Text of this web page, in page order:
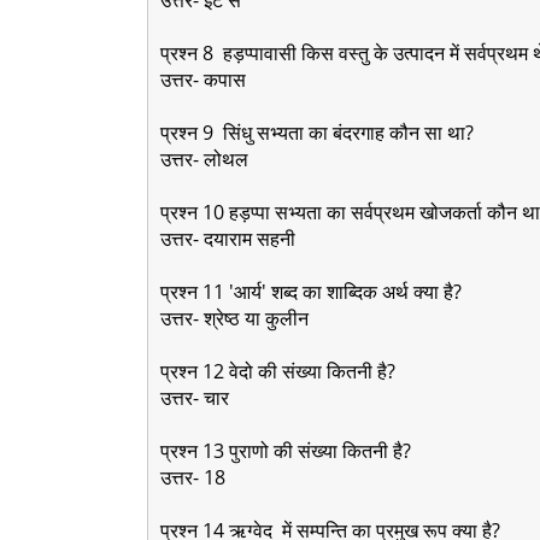
प्रश्न 8 हड़प्पावासी किस वस्तु के उत्पादन में सर्वप्रथम
उत्तर- कपास
प्रश्न 9 सिंधु सभ्यता का बंदरगाह कौन सा था?
उत्तर- लोथल
प्रश्न 10 हड़प्पा सभ्यता का सर्वप्रथम खोजकर्ता कौन
उत्तर- दयाराम सहनी
प्रश्न 11 'आर्य' शब्द का शाब्दिक अर्थ क्या है?
उत्तर- श्रेष्ठ या कुलीन
प्रश्न 12 वेदो की संख्या कितनी है?
उत्तर- चार
प्रश्न 13 पुराणो की संख्या कितनी है?
उत्तर- 18
प्रश्न 14 ऋग्वेद में सम्पन्ति का प्रमुख रूप क्या है?